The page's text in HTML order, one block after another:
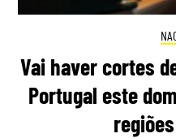
Vai haver cortes
Portugal este